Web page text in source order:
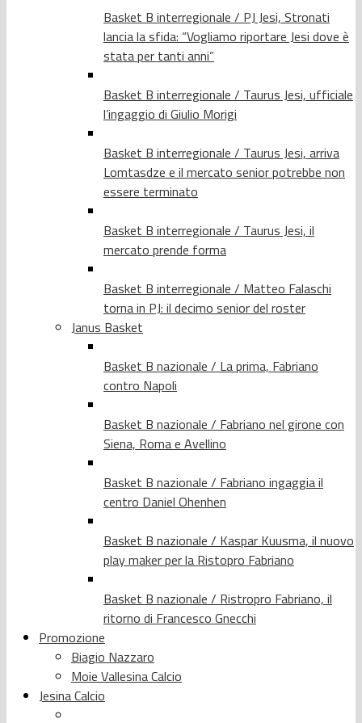
Basket B interregionale / PJ Jesi, Stronati
lancia la sfida: “Vogliamo riportare Jesi dove è
stata per tanti anni”
Basket B interregionale / Taurus Jesi, ufficiale
l’ingaggio di Giulio Morigi
Basket B interregionale / Taurus Jesi, arriva
Lomtasdze e il mercato senior potrebbe non
essere terminato
Basket B interregionale / Taurus Jesi, il
mercato prende forma
Basket B interregionale / Matteo Falaschi
torna in PJ: il decimo senior del roster
Janus Basket
Basket B nazionale / La prima, Fabriano
contro Napoli
Basket B nazionale / Fabriano nel girone con
Siena, Roma e Avellino
Basket B nazionale / Fabriano ingaggia il
centro Daniel Ohenhen
Basket B nazionale / Kaspar Kuusma, il nuovo
play maker per la Ristopro Fabriano
Basket B nazionale / Ristropro Fabriano, il
ritorno di Francesco Gnecchi
Promozione
Biagio Nazzaro
Moie Vallesina Calcio
Jesina Calcio